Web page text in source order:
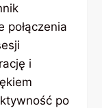
połączenia
i
po